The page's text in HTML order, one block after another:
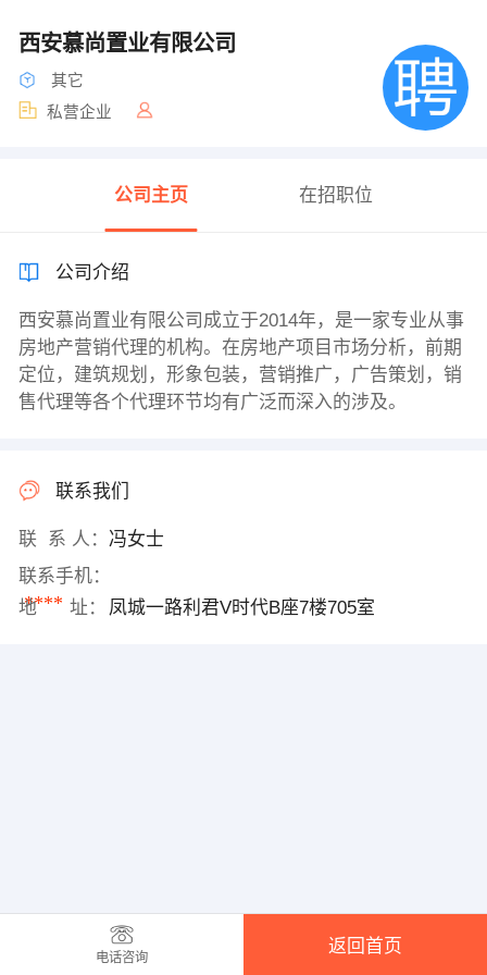
西安慕尚置业有限公司
其它
私营企业
公司主页 在招职位
公司介绍
西安慕尚置业有限公司成立于2014年，是一家专业从事
房地产营销代理的机构。在房地产项目市场分析，前期
定位，建筑规划，形象包装，营销推广，广告策划，销
售代理等各个代理环节均有广泛而深入的涉及。
联系我们
联 系 人： 冯女士
联系手机：
****
地 址： 凤城一路利君V时代B座7楼705室
电话咨询
返回首页